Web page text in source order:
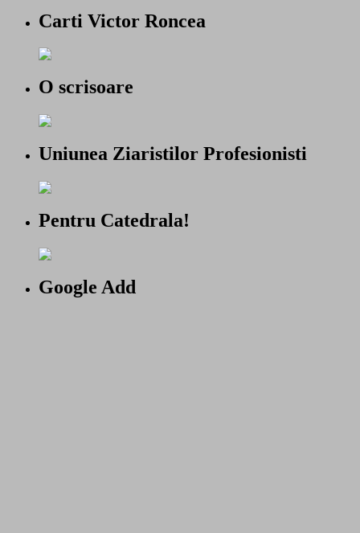
Carti Victor Roncea
O scrisoare
Uniunea Ziaristilor Profesionisti
Pentru Catedrala!
Google Add